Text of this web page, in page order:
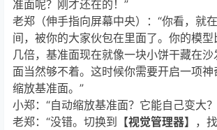
准面呢？刚才还在的！”
老郑（伸手指向屏幕中央）：“你看，就
间，被你的大家伙包在里面了。你的模
几倍，基准面现在就像一块小饼干藏在
面当然够不着。这时候你需要开启一项
缩放基准面。”
小郑：“自动缩放基准面？它能自己变大
老郑：“没错。切换到
【视觉管理器】 ，